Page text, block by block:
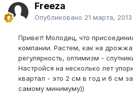
Freeza
Опубликовано 21 марта, 2013
Привет! Молодец, что
компании. Растем, как на
регулярность, оптимизм -
Настройся на несколько лет
квартал - это 2 см в год и 6 см
самому минимуму))